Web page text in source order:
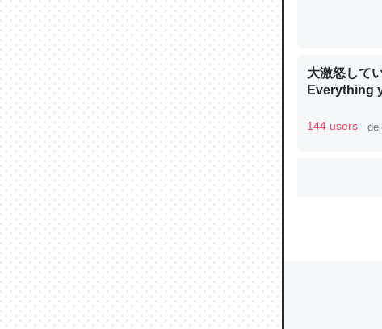
ウチも
れ見て生き
─たまにLINE
大激怒して
Everything
144 users